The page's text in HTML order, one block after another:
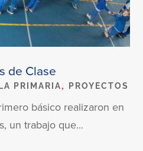
de Clase
PRIMARIA, PROYECTOS
básico realizaron en
un trabajo que...